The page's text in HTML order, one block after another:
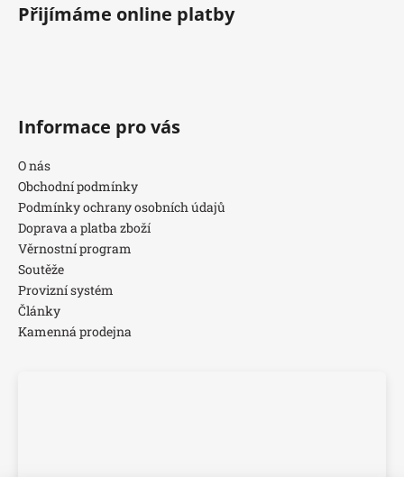
Přijímáme online platby
Informace pro vás
O nás
Obchodní podmínky
Podmínky ochrany osobních údajů
Doprava a platba zboží
Věrnostní program
Soutěže
Provizní systém
Články
Kamenná prodejna